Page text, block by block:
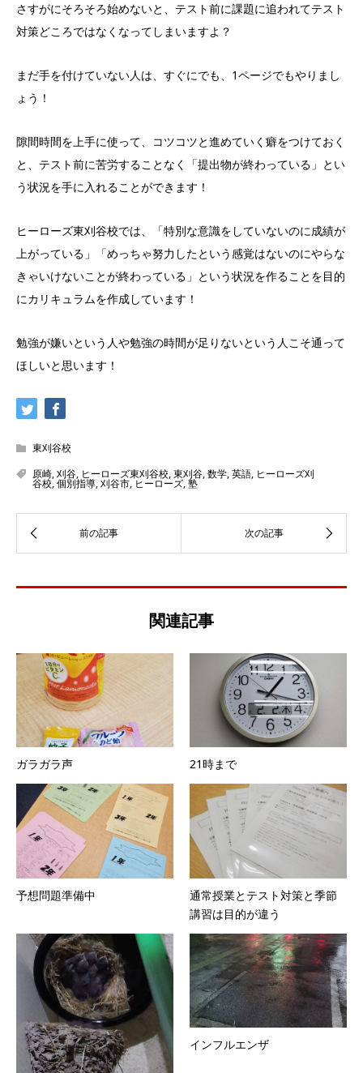
さすがにそろそろ始めないと、テスト前に課題に追われてテスト
対策どころではなくなってしまいますよ？
まだ手を付けていない人は、すぐにでも、1ページでもやりまし
ょう！
隙間時間を上手に使って、コツコツと進めていく癖をつけておく
と、テスト前に苦労することなく「提出物が終わっている」とい
う状況を手に入れることができます！
ヒーローズ東刈谷校では、「特別な意識をしていないのに成績が
上がっている」「めっちゃ努力したという感覚はないのにやらな
きゃいけないことが終わっている」という状況を作ることを目的
にカリキュラムを作成しています！
勉強が嫌いという人や勉強の時間が足りないという人こそ通って
ほしいと思います！
東刈谷校
原崎,刈谷, ヒーローズ東刈谷校,東刈谷,数学,英語, ヒーローズ刈
谷校,個別指導,刈谷市,ヒーローズ,塾
関連記事
ガラガラ声 21時まで
予想問題準備中
通常授業とテスト対策と季節
講習は目的が違う
インフルエンザ